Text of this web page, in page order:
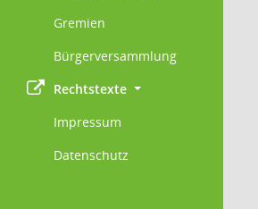
Gremien
Bürgerversammlung
Rechtstexte
Impressum
Datenschutz